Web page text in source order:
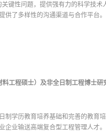
键性问题，提供强有力的科学技
了多样性的沟通渠道与合作平台。
工程硕士）及非全日制工程博士研
学历教育培养基础和完善的教育
业输送高端复合型工程管理人才。